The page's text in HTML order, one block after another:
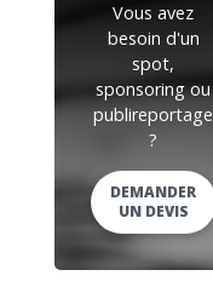
Vous avez
besoin d'un
spot,
sponsoring ou
publireportage
?
DEMANDER
UN DEVIS